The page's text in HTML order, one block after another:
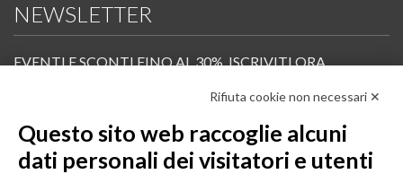
NEWSLETTER
EVENTI E SCONTI FINO AL 30%. ISCRIVITI ORA.
Scopri in anteprima i nuovi prodotti, le promozioni riservate ai professionisti e resta
Iscrivi alla Newsletter
Rifiuta cookie non necessari ✕
Questo sito web raccoglie alcuni
dati personali dei visitatori e utenti